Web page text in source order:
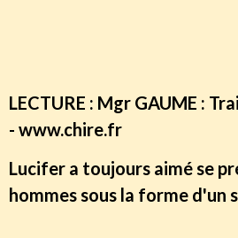
LECTURE : Mgr GAUME :
- www.chire.fr
Lucifer a toujours aimé se
hommes sous la forme d'un